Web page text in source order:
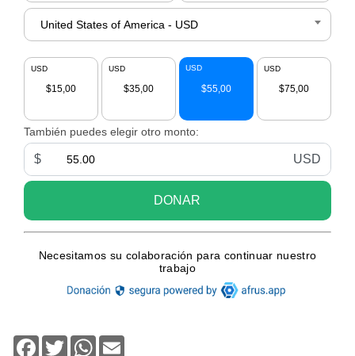
Facebook
TwitterWhatsApp